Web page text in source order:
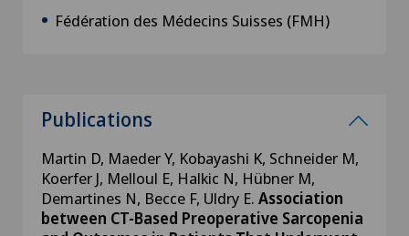
Fédération des Médecins Suisses (FMH)
Publications
Martin D, Maeder Y, Kobayashi K, Schneider M,
Koerfer J, Melloul E, Halkic N, Hübner M,
Demartines N, Becce F, Uldry E. Association
between CT-Based Preoperative Sarcopenia